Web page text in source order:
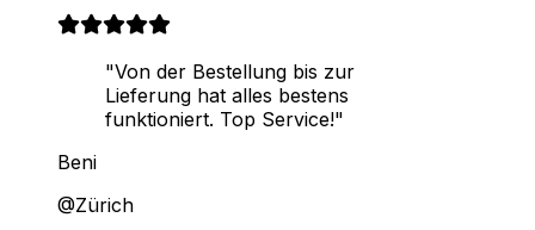
"Von der Bestellung bis zur
Lieferung hat alles bestens
funktioniert. Top Service!"
Beni
@Zürich